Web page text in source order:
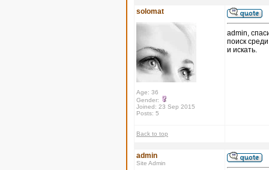
solomat
Age: 36
Gender:
Joined: 23 Sep 2015
Posts: 5
admin,
поиск
и искать.
Back to top
admin
Site Admin